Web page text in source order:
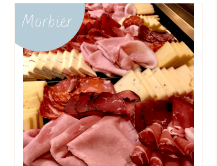
AJOUTER AU PANIER
/
DÉTAILS